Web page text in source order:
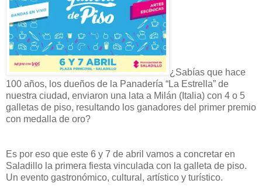
¿Sabías que hace
100 años, los dueños de la Panadería “La Estrella” de
nuestra ciudad, enviaron una lata a Milán (Italia) con 4 o 5
galletas de piso, resultando los ganadores del primer premio
con medalla de oro?
Es por eso que este 6 y 7 de abril vamos a concretar en
Saladillo la primera fiesta vinculada con la galleta de piso.
Un evento gastronómico, cultural, artístico y turístico.